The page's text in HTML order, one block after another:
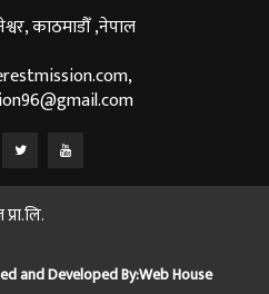
काठमाडौँ ,नेपाल
,
and Developed By:Web House